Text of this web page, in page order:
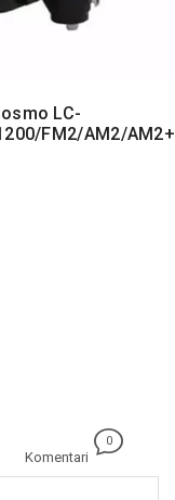
LC-
FM2/AM2/
Komentari
0